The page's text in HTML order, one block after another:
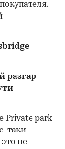
разгар
Private park
таки
не